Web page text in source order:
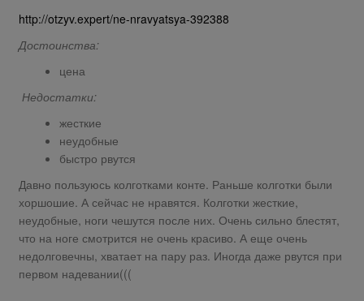
http://otzyv.expert/ne-nravyatsya-392388
Достоинства:
цена
Недостатки:
жесткие
неудобные
быстро рвутся
Давно пользуюсь колготками конте. Раньше колготки были
хоршошие. А сейчас не нравятся. Колготки жесткие,
неудобные, ноги чешутся после них. Очень сильно блестят,
что на ноге смотрится не очень красиво. А еще очень
недолговечны, хватает на пару раз. Иногда даже рвутся при
первом надевании(((